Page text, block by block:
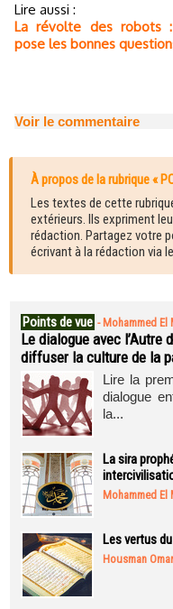
Lire aussi :
La révolte des robots :
pose les bonnes
Voir le commentaire
À propos de la rubrique «
Les textes de cette
extérieurs. Ils expriment
rédaction. Partagez votre
écrivant à la rédaction via le
Points de vue - Mohammed El
Le dialogue avec l’Autre
diffuser la culture de la
Lire la
dialogue
la...
La sira
Mohammed El
Les vertus
Housman